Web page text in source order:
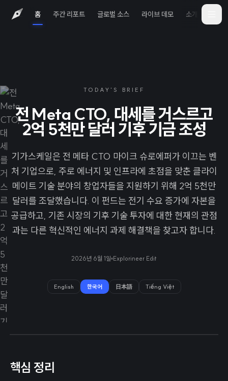
홈 주간 리포트 글로벌 소스 라이브 데모 소개
TODAY'S BRIEF
전 Meta CTO, 대세를 거스르고
2억 5천만 달러 기후 기금 조성
기가스케일은 전 메타 CTO 마이크 슈로에퍼가 이끄는 벤
처 기업으로, 주로 에너지 및 인프라에 초점을 맞춘 클라이
메이트 기술 분야의 창업자들을 지원하기 위해 2억 5천만
달러를 조달했습니다. 이 펀드는 전기 수요 증가에 자본을
공급하고, 기존 시장의 기후 기술 투자에 대한 현재의 관점
과는 다른 혁신적인 에너지 과제 해결책을 찾고자 합니다.
2026년 6월 1일 Explorineer Edit
English 한국어 日本語 Tiếng Việt
핵심 정리